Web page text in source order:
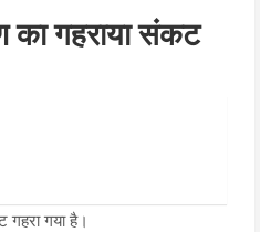
का गहराया संकट
गया है।